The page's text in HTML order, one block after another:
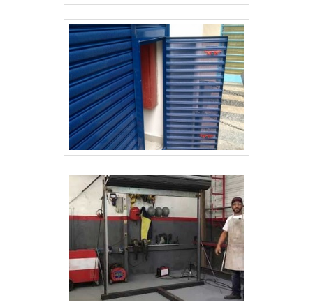
portas de enrolar automáticas apresentam
proteção contra impactos intensos,
variações climáticas, intempéries e também
corrosão. Abaixo, é possível conferir quais
as vantagens em contar com o melhor
serviço disponível no mercado: Melhor
custo-benefício do mercado; Melhores
profissionais para realização do serviço;
Qualidade assegurada; Entre outras
vantagens.A FABRICA DE PORTAS DE
ENROLAR AUTOMÁTICAS SÃO
FUNDAMENTAIS PARA O MERCADOCom
atuação no mercado de portas de aço de
enrolar, de diversos tipos e modelos, além de
efetuar manutenções altamente eficazes, a
ABCD Portas tornou-se a empresa conceito
em seu segmento, fator reforçado por um